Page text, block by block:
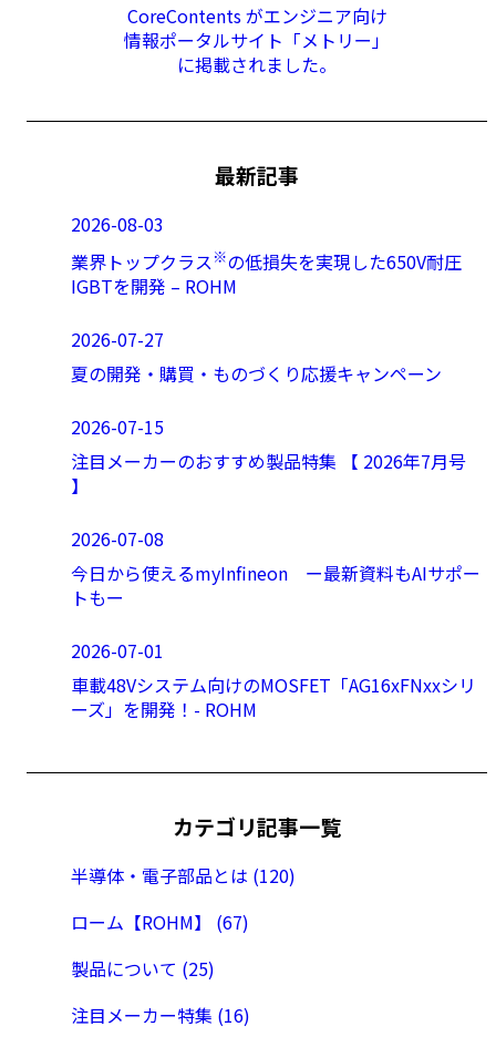
CoreContents がエンジニア向け
情報ポータルサイト「メトリー」
に掲載されました。
最新記事
2026-08-03
業界トップクラス ※の低損失を実現した650V耐圧
IGBTを開発 – ROHM
2026-07-27
夏の開発・購買・ものづくり応援キャンペーン
2026-07-15
注目メーカーのおすすめ製品特集 【 2026年7月号
】
2026-07-08
今日から使えるmyInfineon ー最新資料もAIサポー
トもー
2026-07-01
車載48Vシステム向けのMOSFET「AG16xFNxxシリ
ーズ」を開発！- ROHM
カテゴリ記事一覧
半導体・電子部品とは (120)
ローム【ROHM】 (67)
製品について (25)
注目メーカー特集 (16)